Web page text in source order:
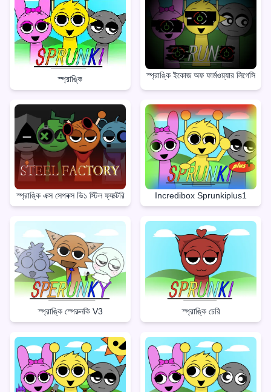
স্প্রাঙ্কি স্প্রাঙ্কি ইকোজ অফ ফার্মওয়্যার লিগেসি
স্প্রাঙ্কি এক্স সেপবক্স ভি১ স্টিল ফ্যাক্টরি Incredibox Sprunkiplus1
স্প্রাঙ্কি স্পেরুনকি V3 স্প্রাঙ্কি চেরি